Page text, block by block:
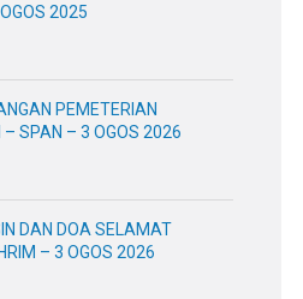
2025
PEMETERIAN
SPAN – 3 OGOS 2026
DAN DOA SELAMAT
– 3 OGOS 2026